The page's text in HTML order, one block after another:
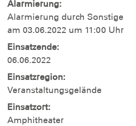
Alarmierung:
Alarmierung durch Sonstige
am 03.06.2022 um 11:00 Uhr
Einsatzende:
06.06.2022
Einsatzregion:
Veranstaltungsgelände
Einsatzort:
Amphitheater